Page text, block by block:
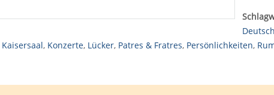
Kaisersaal, Konzerte, Lücker, Patres & Fratres, Persönlichkeiten,